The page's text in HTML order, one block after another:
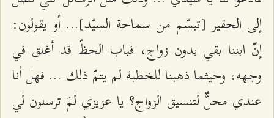
إلى الحقير [تبسّم من سماحة السيّد]... أو يقولون:
إنّ ابننا بقي بدون زواج، فباب الحظّ قد أغلق في
وجهه، وحيثما ذهبنا للخطبة لم يتمّ ذلك ... فهل أنا
عندي محلٌّ لتنسيق الزواج؟ يا عزيزي لمَ ترسلون لي